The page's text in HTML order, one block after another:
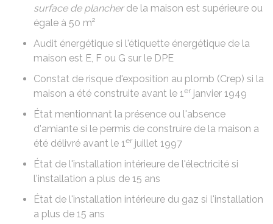
surface de plancherde la maison est supérieure ou
égale à 50 m²
Audit énergétique si l'étiquette énergétique de la
maison est E, F ou G sur le DPE
Constat de risque d'exposition au plomb (Crep) si la
maison a été construite avant le 1er janvier 1949
État mentionnant la présence ou l'absence
d'amiante si le permis de construire de la maison a
été délivré avant le 1er juillet 1997
État de l'installation intérieure de l'électricité si
l'installation a plus de 15 ans
État de l'installation intérieure du gaz si l'installation
a plus de 15 ans